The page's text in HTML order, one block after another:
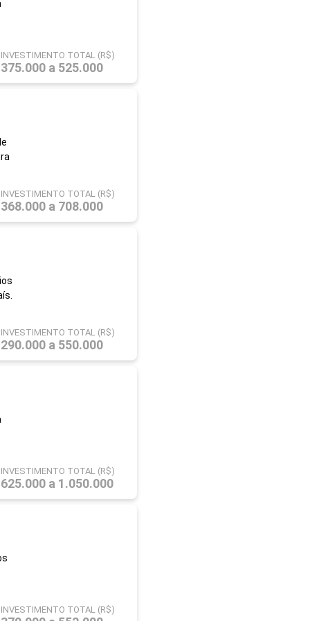
INVESTIMENTO TOTAL (R$)
375.000 a 525.000
INVESTIMENTO TOTAL (R$)
368.000 a 708.000
INVESTIMENTO TOTAL (R$)
290.000 a 550.000
INVESTIMENTO TOTAL (R$)
625.000 a 1.050.000
INVESTIMENTO TOTAL (R$)